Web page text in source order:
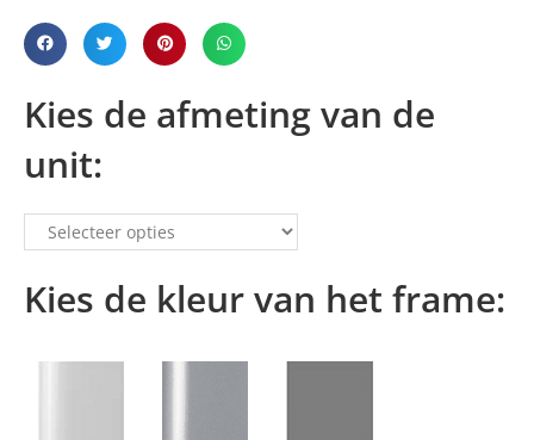
Kies de afmeting van de
unit:
Kies de kleur van het frame: